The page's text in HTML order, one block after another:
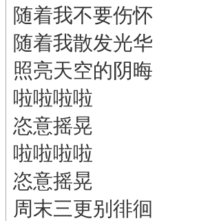
随着我不要伤怀
随着我散发光华
照亮天空的阴晦
啦啦啦啦
恣意摇晃
啦啦啦啦
恣意摇晃
周末三更别徘徊